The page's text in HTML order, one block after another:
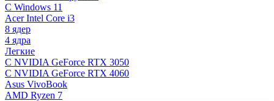
С Windows 11
Acer Intel Core i3
8 ядер
4 ядра
Легкие
С NVIDIA GeForce RTX 3050
С NVIDIA GeForce RTX 4060
Asus VivoBook
AMD Ryzen 7